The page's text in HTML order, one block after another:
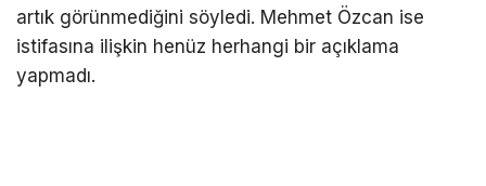
artık görünmediğini söyledi. Mehmet Özcan ise
istifasına ilişkin henüz herhangi bir açıklama
yapmadı.